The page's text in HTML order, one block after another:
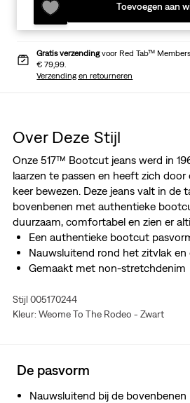
Toevoegen aan
Gratis verzendingvoor Red Tab™
€ 79,99.
Verzending en retourneren
Over Deze Stijl
Onze 517™ Bootcut jeans werd in
laarzen te passen en heeft zich door
keer bewezen. Deze jeans valt in de
bovenbenen met authentieke
duurzaam, comfortabel en zien er
Een authentieke bootcut
Nauwsluitend rond het zitvlak en
Gemaakt met non-stretchdenim
Stijl 005170244
Kleur: Weome To The Rodeo - Zwart
De pasvorm
Nauwsluitend bij de bovenbenen